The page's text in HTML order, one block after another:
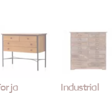
Industrial